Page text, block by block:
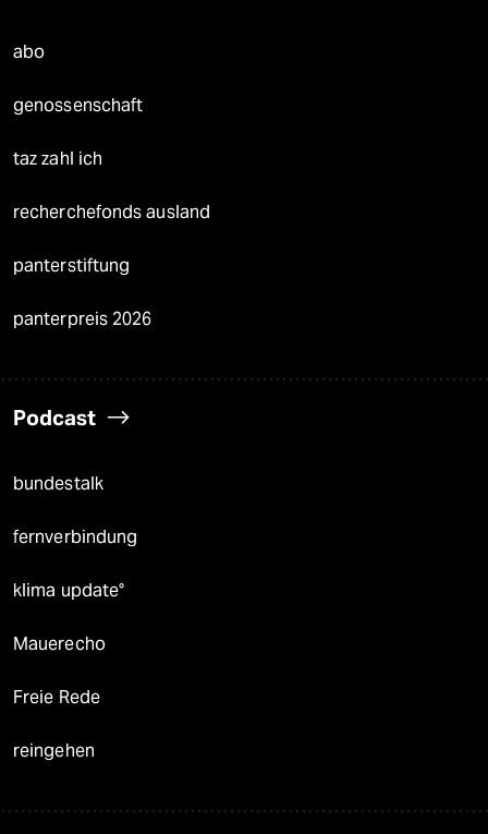
abo
genossenschaft
taz zahl ich
recherchefonds ausland
panterstiftung
panterpreis 2026
Podcast
bundestalk
fernverbindung
klima update°
Mauerecho
Freie Rede
reingehen